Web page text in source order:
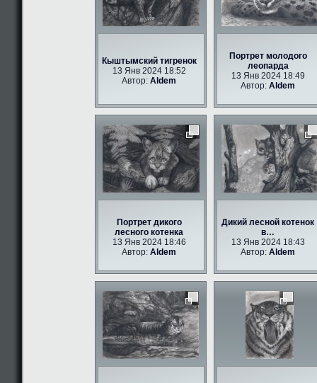
Кыштымский тигренок
13 Янв 2024 18:52
Автор:Aldem
Портрет молодого
леопарда
13 Янв 2024 18:49
Автор:Aldem
Портрет дикого
лесного котенка
13 Янв 2024 18:46
Автор:Aldem
Дикий лесной котенок
в…
13 Янв 2024 18:43
Автор:Aldem